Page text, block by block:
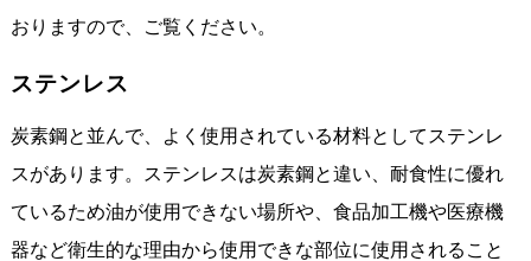
おりますので、ご覧ください。
ステンレス
炭素鋼と並んで、よく使用されている材料としてステンレ
スがあります。ステンレスは炭素鋼と違い、耐食性に優れ
ているため油が使用できない場所や、食品加工機や医療機
器など衛生的な理由から使用できな部位に使用されること